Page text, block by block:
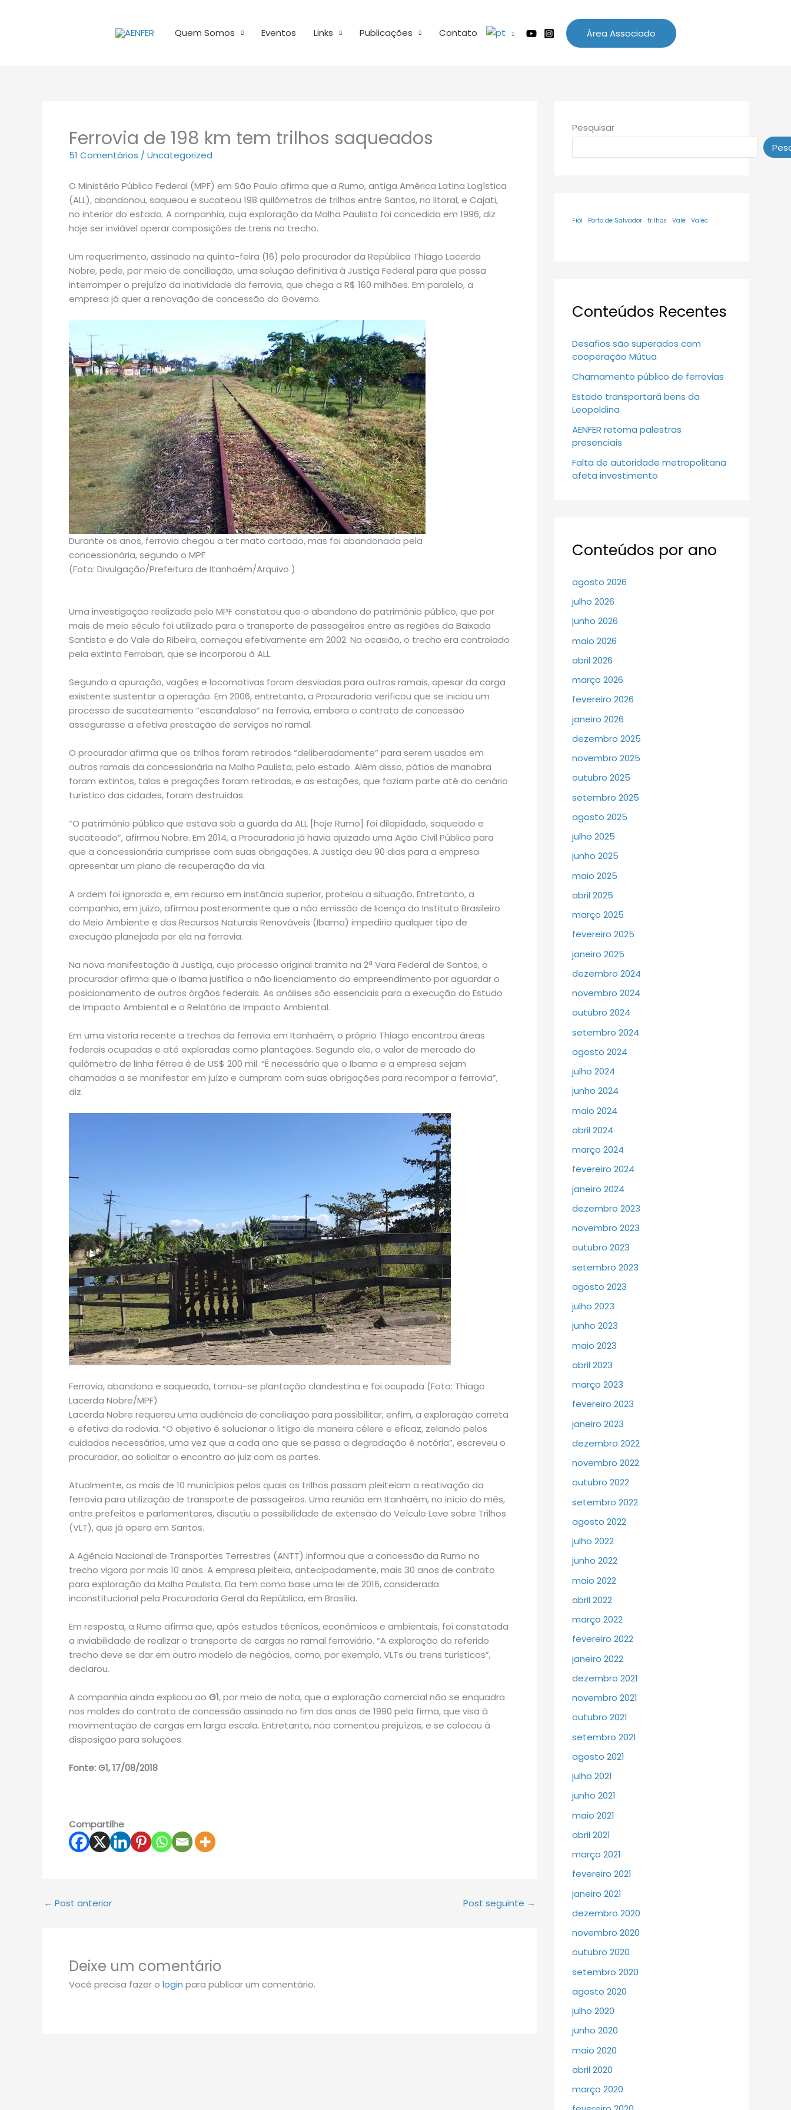
Quem Somos Eventos Links Publicações Contato Área Associado
Ferrovia de 198 km tem trilhos saqueados
51 Comentários / Uncategorized
O Ministério Público Federal (MPF) em São Paulo afirma que a Rumo, antiga América Latina Logística
(ALL), abandonou, saqueou e sucateou 198 quilômetros de trilhos entre Santos, no litoral, e Cajati,
no interior do estado. A companhia, cuja exploração da Malha Paulista foi concedida em 1996, diz
hoje ser inviável operar composições de trens no trecho.
Um requerimento, assinado na quinta-feira (16) pelo procurador da República Thiago Lacerda
Nobre, pede, por meio de conciliação, uma solução definitiva à Justiça Federal para que possa
interromper o prejuízo da inatividade da ferrovia, que chega a R$ 160 milhões. Em paralelo, a
empresa já quer a renovação de concessão do Governo.
Durante os anos, ferrovia chegou a ter mato cortado, mas foi abandonada pela
concessionária,segundo o MPF
(Foto: Divulgação/Prefeitura de Itanhaém/Arquivo )
Uma investigação realizada pelo MPF constatou que o abandono do patrimônio público, que por
mais de meio século foi utilizado para o transporte de passageiros entre as regiões da Baixada
Santista e do Vale do Ribeira, começou efetivamente em 2002. Na ocasião, o trecho era controlado
pela extinta Ferroban, que se incorporou à ALL.
Segundo a apuração, vagões e locomotivas foram desviadas para outros ramais, apesar da carga
existente sustentar a operação. Em 2006, entretanto, a Procuradoria verificou que se iniciou um
processo de sucateamento “escandaloso” na ferrovia, embora o contrato de concessão
assegurasse a efetiva prestação de serviços no ramal.
O procurador afirma que os trilhos foram retirados “deliberadamente” para serem usados em
outros ramais da concessionária na Malha Paulista, pelo estado. Além disso, pátios de manobra
foram extintos, talas e pregações foram retiradas, e as estações, que faziam parte até do cenário
turístico das cidades, foram destruídas.
“O patrimônio público que estava sob a guarda da ALL [hoje Rumo] foi dilapidado, saqueado e
sucateado”, afirmou Nobre. Em 2014, a Procuradoria já havia ajuizado uma Ação Civil Pública para
que a concessionária cumprisse com suas obrigações. A Justiça deu 90 dias para a empresa
apresentar um plano de recuperação da via.
A ordem foi ignorada e, em recurso em instância superior, protelou a situação. Entretanto, a
companhia, em juízo, afirmou posteriormente que a não emissão de licença do Instituto Brasileiro
do Meio Ambiente e dos Recursos Naturais Renováveis (Ibama) impediria qualquer tipo de
execução planejada por ela na ferrovia.
Na nova manifestação à Justiça, cujo processo original tramita na 2ª Vara Federal de Santos, o
procurador afirma que o Ibama justifica o não licenciamento do empreendimento por aguardar o
posicionamento de outros órgãos federais. As análises são essenciais para a execução do Estudo
de Impacto Ambiental e o Relatório de Impacto Ambiental.
Em uma vistoria recente a trechos da ferrovia em Itanhaém, o próprio Thiago encontrou áreas
federais ocupadas e até exploradas como plantações. Segundo ele, o valor de mercado do
quilômetro de linha férrea é de US$ 200 mil. “É necessário que o Ibama e a empresa sejam
chamadas a se manifestar em juízo e cumpram com suas obrigações para recompor a ferrovia”,
diz.
Ferrovia, abandona e saqueada, tornou-se plantação clandestina e foi ocupada (Foto: Thiago
Lacerda Nobre/MPF)
Lacerda Nobre requereu uma audiência de conciliação para possibilitar, enfim, a exploração correta
e efetiva da rodovia. “O objetivo é solucionar o litígio de maneira célere e eficaz, zelando pelos
cuidados necessários, uma vez que a cada ano que se passa a degradação é notória”, escreveu o
procurador, ao solicitar o encontro ao juiz com as partes.
Atualmente, os mais de 10 municípios pelos quais os trilhos passam pleiteiam a reativação da
ferrovia para utilização de transporte de passageiros. Uma reunião em Itanhaém, no início do mês,
entre prefeitos e parlamentares, discutiu a possibilidade de extensão do Veículo Leve sobre Trilhos
(VLT), que já opera em Santos.
A Agência Nacional de Transportes Terrestres (ANTT) informou que a concessão da Rumo no
trecho vigora por mais 10 anos. A empresa pleiteia, antecipadamente, mais 30 anos de contrato
para exploração da Malha Paulista. Ela tem como base uma lei de 2016, considerada
inconstitucional pela Procuradoria Geral da República, em Brasília.
Em resposta, a Rumo afirma que, após estudos técnicos, econômicos e ambientais, foi constatada
a inviabilidade de realizar o transporte de cargas no ramal ferroviário. “A exploração do referido
trecho deve se dar em outro modelo de negócios, como, por exemplo, VLTs ou trens turísticos”,
declarou.
A companhia ainda explicou ao G1, por meio de nota, que a exploração comercial não se enquadra
nos moldes do contrato de concessão assinado no fim dos anos de 1990 pela firma, que visa à
movimentação de cargas em larga escala. Entretanto, não comentou prejuízos, e se colocou à
disposição para soluções.
Fonte: G1, 17/08/2018
Compartilhe
← Post anterior Post seguinte →
Deixe um comentário
Você precisa fazer o login para publicar um comentário.
Pesquisar
Fiol Porto de Salvador trilhos Vale Valec
Conteúdos Recentes
Desafios são superados com
cooperação Mútua
Chamamento público de ferrovias
Estado transportará bens da
Leopoldina
AENFER retoma palestras
presenciais
Falta de autoridade metropolitana
afeta investimento
Conteúdos por ano
agosto 2026
julho 2026
junho 2026
maio 2026
abril 2026
março 2026
fevereiro 2026
janeiro 2026
dezembro 2025
novembro 2025
outubro 2025
setembro 2025
agosto 2025
julho 2025
junho 2025
maio 2025
abril 2025
março 2025
fevereiro 2025
janeiro 2025
dezembro 2024
novembro 2024
outubro 2024
setembro 2024
agosto 2024
julho 2024
junho 2024
maio 2024
abril 2024
março 2024
fevereiro 2024
janeiro 2024
dezembro 2023
novembro 2023
outubro 2023
setembro 2023
agosto 2023
julho 2023
junho 2023
maio 2023
abril 2023
março 2023
fevereiro 2023
janeiro 2023
dezembro 2022
novembro 2022
outubro 2022
setembro 2022
agosto 2022
julho 2022
junho 2022
maio 2022
abril 2022
março 2022
fevereiro 2022
janeiro 2022
dezembro 2021
novembro 2021
outubro 2021
setembro 2021
agosto 2021
julho 2021
junho 2021
maio 2021
abril 2021
março 2021
fevereiro 2021
janeiro 2021
dezembro 2020
novembro 2020
outubro 2020
setembro 2020
agosto 2020
julho 2020
junho 2020
maio 2020
abril 2020
março 2020